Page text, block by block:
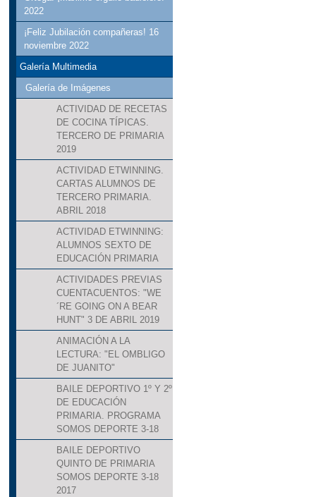
2022
¡Feliz Jubilación compañeras! 16
noviembre 2022
Galería Multimedia
Galería de Imágenes
ACTIVIDAD DE RECETAS
DE COCINA TÍPICAS.
TERCERO DE PRIMARIA
2019
ACTIVIDAD ETWINNING.
CARTAS ALUMNOS DE
TERCERO PRIMARIA.
ABRIL 2018
ACTIVIDAD ETWINNING:
ALUMNOS SEXTO DE
EDUCACIÓN PRIMARIA
ACTIVIDADES PREVIAS
CUENTACUENTOS: "WE
´RE GOING ON A BEAR
HUNT" 3 DE ABRIL 2019
ANIMACIÓN A LA
LECTURA: "EL OMBLIGO
DE JUANITO"
BAILE DEPORTIVO 1º Y 2º
DE EDUCACIÓN
PRIMARIA. PROGRAMA
SOMOS DEPORTE 3-18
BAILE DEPORTIVO
QUINTO DE PRIMARIA
SOMOS DEPORTE 3-18
2017